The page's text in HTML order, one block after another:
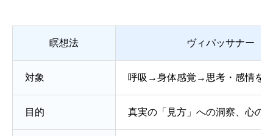
瞑想法 ヴィパッサナー
対象 呼吸→身体感覚→思考・感情を
目的 真実の「見方」への洞察、心の